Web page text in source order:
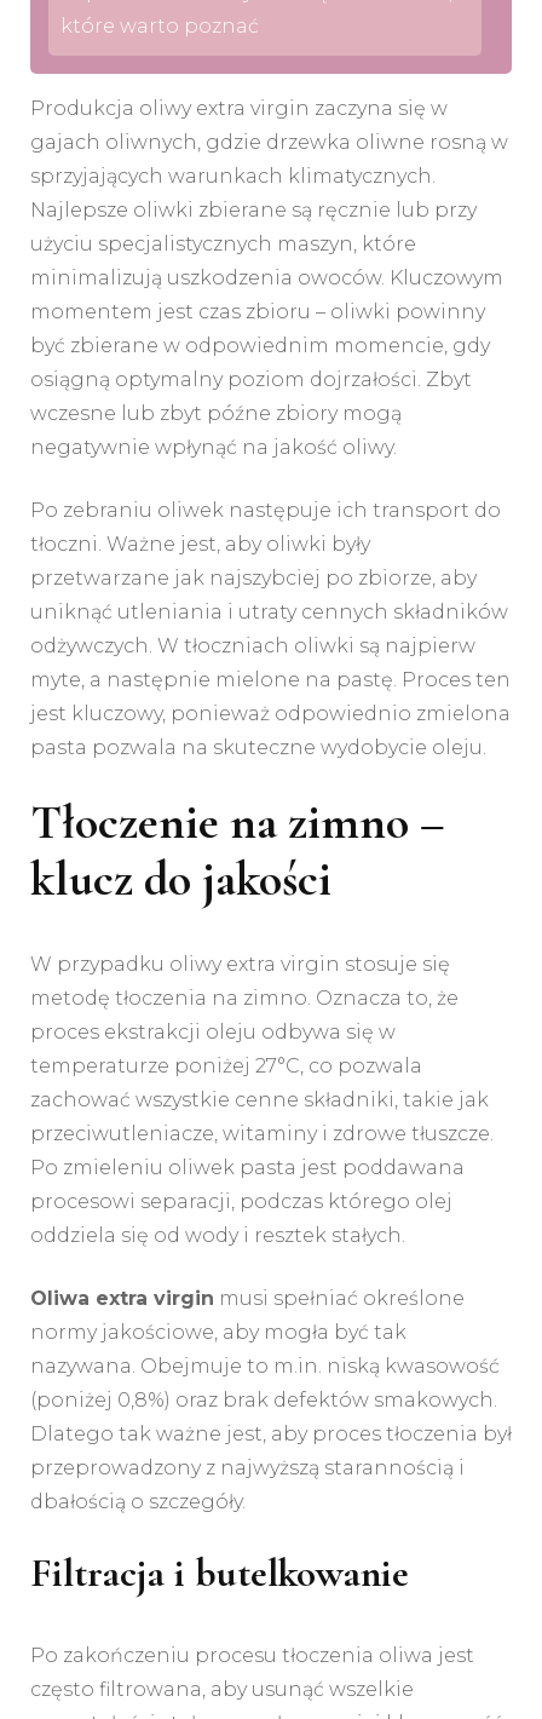
które warto poznać
Produkcja oliwy extra virgin zaczyna się w
gajach oliwnych, gdzie drzewka oliwne rosną w
sprzyjających warunkach klimatycznych.
Najlepsze oliwki zbierane są ręcznie lub przy
użyciu specjalistycznych maszyn, które
minimalizują uszkodzenia owoców. Kluczowym
momentem jest czas zbioru – oliwki powinny
być zbierane w odpowiednim momencie, gdy
osiągną optymalny poziom dojrzałości. Zbyt
wczesne lub zbyt późne zbiory mogą
negatywnie wpłynąć na jakość oliwy.
Po zebraniu oliwek następuje ich transport do
tłoczni. Ważne jest, aby oliwki były
przetwarzane jak najszybciej po zbiorze, aby
uniknąć utleniania i utraty cennych składników
odżywczych. W tłoczniach oliwki są najpierw
myte, a następnie mielone na pastę. Proces ten
jest kluczowy, ponieważ odpowiednio zmielona
pasta pozwala na skuteczne wydobycie oleju.
Tłoczenie na zimno –
klucz do jakości
W przypadku oliwy extra virgin stosuje się
metodę tłoczenia na zimno. Oznacza to, że
proces ekstrakcji oleju odbywa się w
temperaturze poniżej 27°C, co pozwala
zachować wszystkie cenne składniki, takie jak
przeciwutleniacze, witaminy i zdrowe tłuszcze.
Po zmieleniu oliwek pasta jest poddawana
procesowi separacji, podczas którego olej
oddziela się od wody i resztek stałych.
Oliwa extra virgin musi spełniać określone
normy jakościowe, aby mogła być tak
nazywana. Obejmuje to m.in. niską kwasowość
(poniżej 0,8%) oraz brak defektów smakowych.
Dlatego tak ważne jest, aby proces tłoczenia był
przeprowadzony z najwyższą starannością i
dbałością o szczegóły.
Filtracja i butelkowanie
Po zakończeniu procesu tłoczenia oliwa jest
często filtrowana, aby usunąć wszelkie